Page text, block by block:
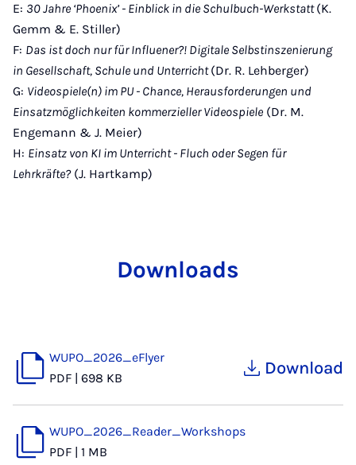
E: 30 Jahre ‘Phoenix’ - Einblick in die Schulbuch-Werkstatt(K.
Gemm & E. Stiller)
F: Das ist doch nur für Influener?! Digitale Selbstinszenierung
in Gesellschaft, Schule und Unterricht(Dr. R. Lehberger)
G: Videospiele(n) im PU - Chance, Herausforderungen und
Einsatzmöglichkeiten kommerzieller Videospiele (Dr. M.
Engemann & J. Meier)
H: Einsatz von KI im Unterricht - Fluch oder Segen für
Lehrkräfte?(J. Hartkamp)
Downloads
WUPO_2026_eFlyer
PDF | 698 KB Download
WUPO_2026_Reader_Workshops
PDF | 1 MB